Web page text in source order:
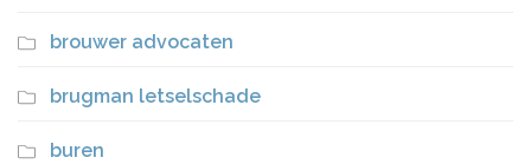
brouwer advocaten
brugman letselschade
buren